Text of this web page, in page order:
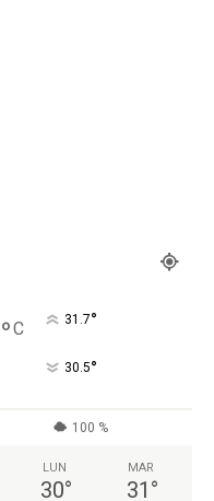
°C 31.7°
30.5°
100 %
LUN
30°
MAR
31 °